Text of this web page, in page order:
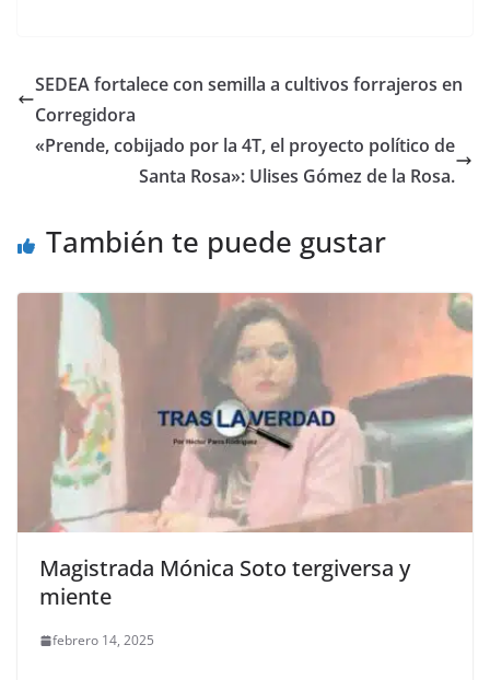
e
b
o
er l s
p
p
e
g
er
gr
m
p
tir
SEDEA fortalece con semilla a cultivos forrajeros en
Corregidora
«Prende, cobijado por la 4T, el proyecto político de
Santa Rosa»: Ulises Gómez de la Rosa.
También te puede gustar
Magistrada Mónica Soto tergiversa y
miente
febrero 14, 2025